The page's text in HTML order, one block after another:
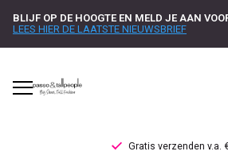
BLIJF OP DE HOOGTE EN MELD JE AAN
LEES HIER DE LAATSTE NIEUWSBRIEF
Gratis verzenden v.a.